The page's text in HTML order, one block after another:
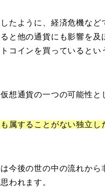
たように、経済危機など
と他の通貨にも影響を及
コインを買っているとい
想通貨の一つの可能性と
属することがない独立し
今後の世の中の流れから
われます。